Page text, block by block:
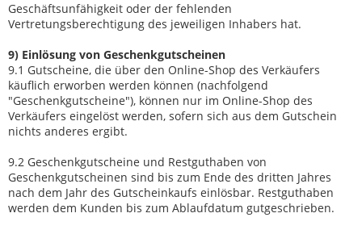
Geschäftsunfähigkeit oder der fehlenden
Vertretungsberechtigung des jeweiligen Inhabers hat.
9) Einlösung von Geschenkgutscheinen
9.1 Gutscheine, die über den Online-Shop des Verkäufers
käuflich erworben werden können (nachfolgend
"Geschenkgutscheine"), können nur im Online-Shop des
Verkäufers eingelöst werden, sofern sich aus dem Gutschein
nichts anderes ergibt.
9.2 Geschenkgutscheine und Restguthaben von
Geschenkgutscheinen sind bis zum Ende des dritten Jahres
nach dem Jahr des Gutscheinkaufs einlösbar. Restguthaben
werden dem Kunden bis zum Ablaufdatum gutgeschrieben.